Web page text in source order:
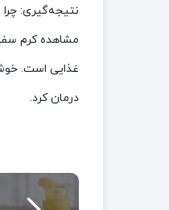
نتیجه‌گیری:
مشاهده کرم
غذایی است.
درمان کرد.